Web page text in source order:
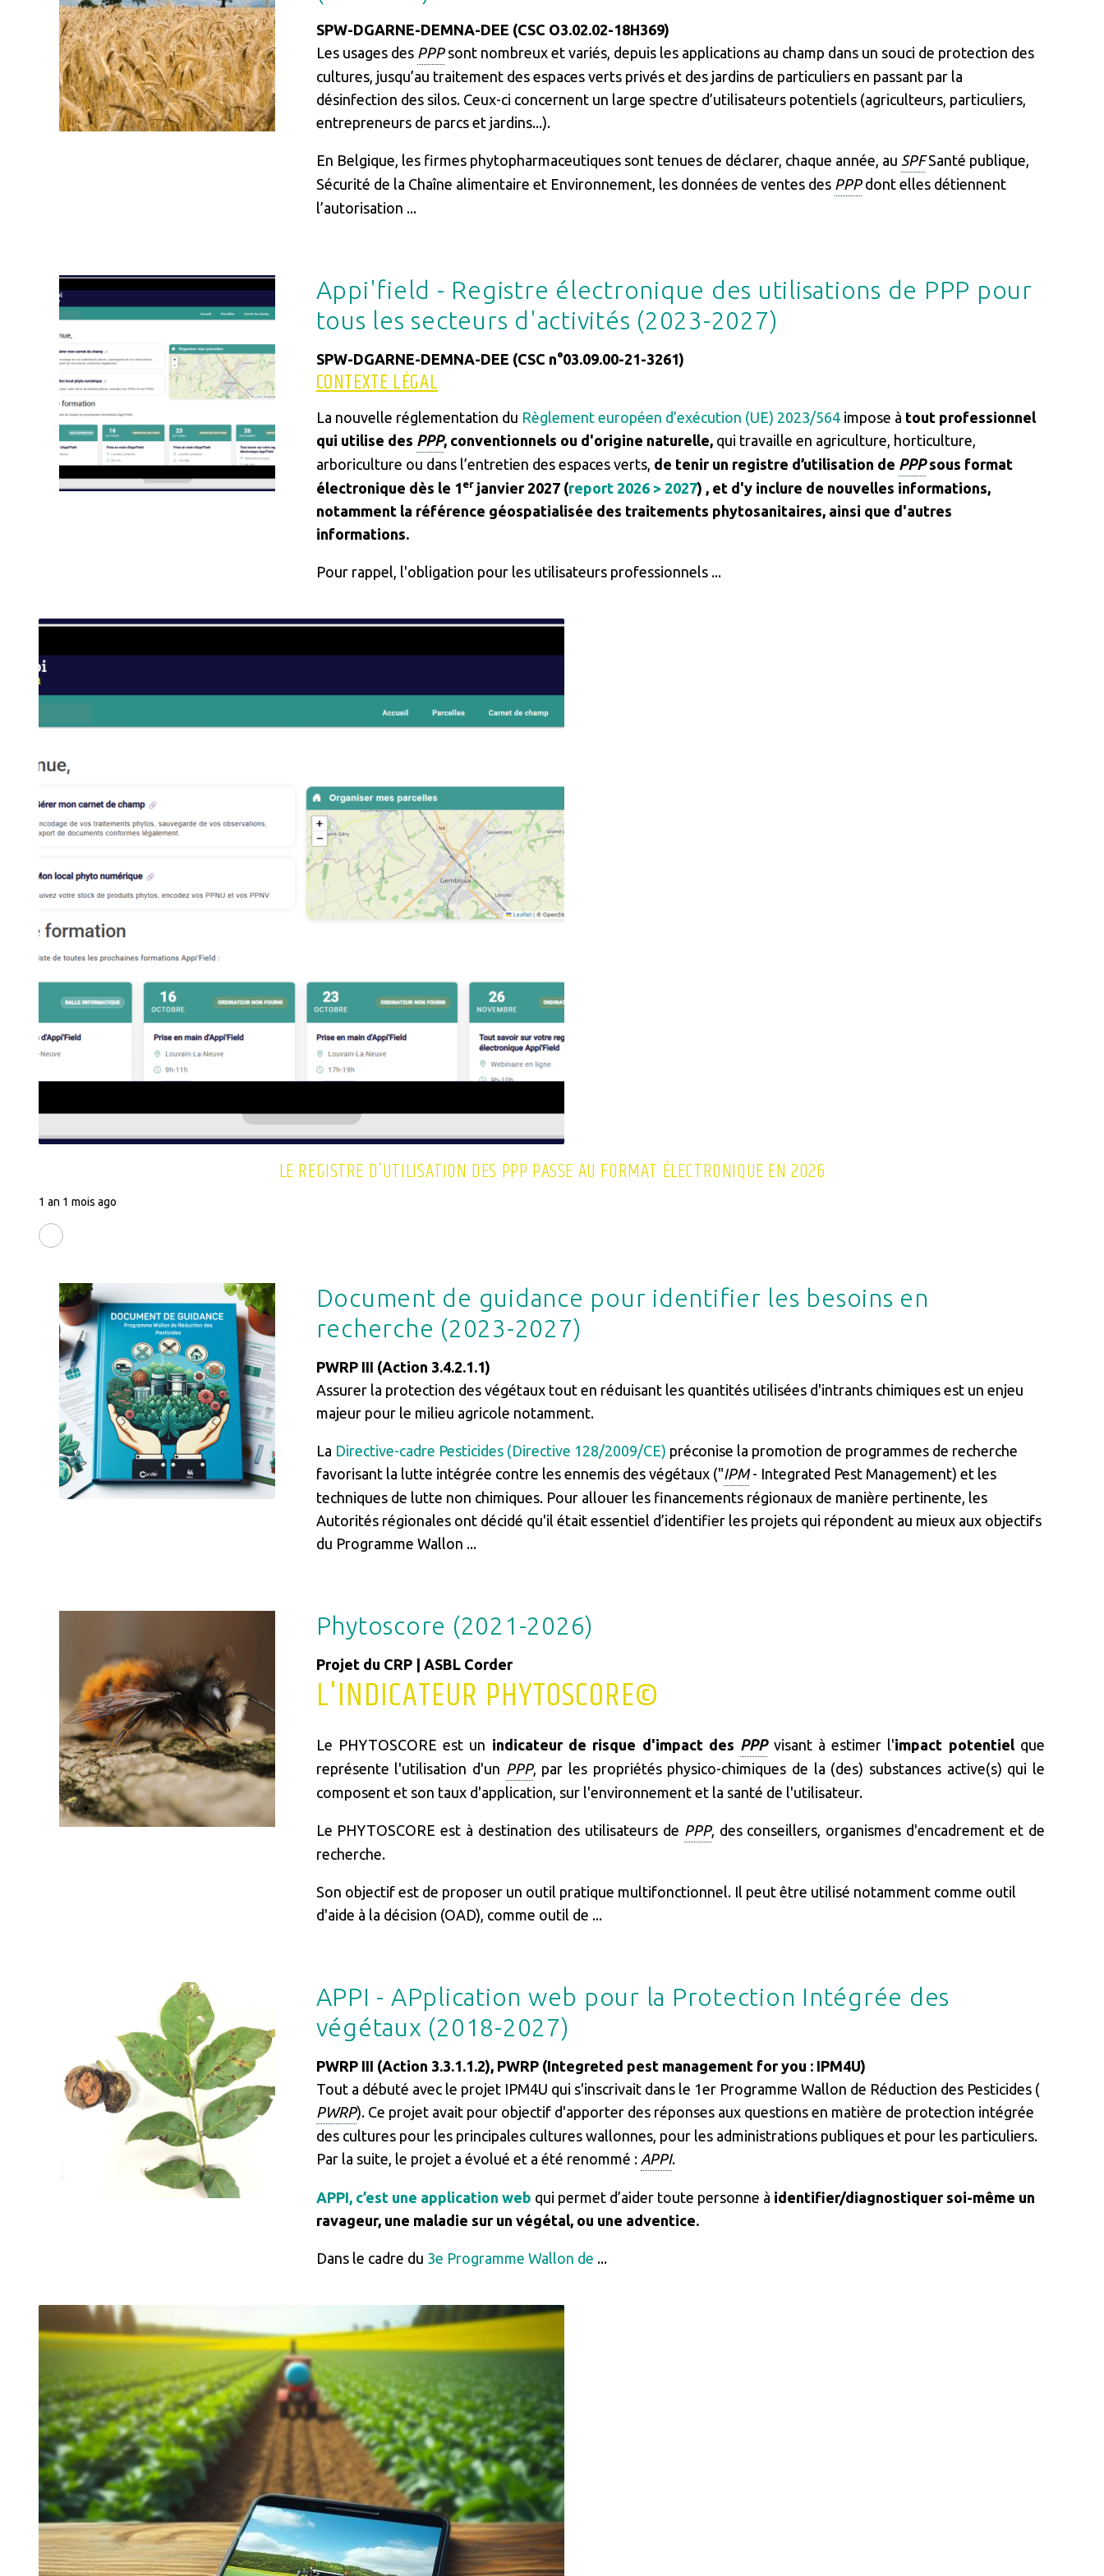
SPW-DGARNE-DEMNA-DEE (CSC O3.02.02-18H369)
Les usages des PPPsont nombreux et variés, depuis les applications au champ dans un souci de protection des
cultures, jusqu’au traitement des espaces verts privés et des jardins de particuliers en passant par la
désinfection des silos. Ceux-ci concernent un large spectre d’utilisateurs potentiels (agriculteurs, particuliers,
entrepreneurs de parcs et jardins...).
En Belgique, les firmes phytopharmaceutiques sont tenues de déclarer, chaque année, au SPFSanté publique,
Sécurité de la Chaîne alimentaire et Environnement, les données de ventes des PPPdont elles détiennent
l’autorisation ...
Image
Appi'field - Registre électronique des utilisations de PPP pour
tous les secteurs d'activités (2023-2027)
SPW-DGARNE-DEMNA-DEE (CSC n°03.09.00-21-3261)
CONTEXTE LÉGAL
La nouvelle réglementation du Règlement européen d’exécution (UE) 2023/564impose à tout professionnel
qui utilise des PPP, conventionnels ou d'origine naturelle, qui travaille en agriculture, horticulture,
arboriculture ou dans l’entretien des espaces verts, de tenir un registre d’utilisation de PPPsous format
électronique dès le 1er janvier 2027 (report 2026 > 2027) , et d'y inclure de nouvelles informations,
notamment la référence géospatialisée des traitements phytosanitaires, ainsi que d'autres
informations.
Pour rappel, l'obligation pour les utilisateurs professionnels ...
Image
LE REGISTRE D'UTILISATION DES PPP PASSE AU FORMAT ÉLECTRONIQUE EN 2026
1 an 1 mois ago
LIRE LA SUITE
Image
Document de guidance pour identifier les besoins en
recherche (2023-2027)
PWRP III (Action 3.4.2.1.1)
Assurer la protection des végétaux tout en réduisant les quantités utilisées d'intrants chimiques est un enjeu
majeur pour le milieu agricole notamment.
La Directive-cadre Pesticides (Directive 128/2009/CE) préconise la promotion de programmes de recherche
favorisant la lutte intégrée contre les ennemis des végétaux ("IPM- Integrated Pest Management) et les
techniques de lutte non chimiques. Pour allouer les financements régionaux de manière pertinente, les
Autorités régionales ont décidé qu'il était essentiel d’identifier les projets qui répondent au mieux aux objectifs
du Programme Wallon ...
Phytoscore (2021-2026)
Projet du CRP | ASBL Corder
L'INDICATEUR PHYTOSCORE©
Le PHYTOSCORE est un indicateur de risque d'impact des PPPvisant à estimer l'impact potentielque
représente l'utilisation d'un PPP, par les propriétés physico-chimiques de la (des) substances active(s) qui le
composent et son taux d'application, sur l'environnement et la santé de l'utilisateur.
Le PHYTOSCORE est à destination des utilisateurs de PPP, des conseillers, organismes d'encadrement et de
recherche.
Son objectif est de proposer un outil pratique multifonctionnel. Il peut être utilisé notamment comme outil
d'aide à la décision (OAD), comme outil de ...
APPI - APplication web pour la Protection Intégrée des
végétaux (2018-2027)
PWRP III (Action 3.3.1.1.2), PWRP (Integreted pest management for you : IPM4U)
Tout a débuté avec le projet IPM4U qui s'inscrivait dans le 1er Programme Wallon de Réduction des Pesticides (
PWRP). Ce projet avait pour objectif d'apporter des réponses aux questions en matière de protection intégrée
des cultures pour les principales cultures wallonnes, pour les administrations publiques et pour les particuliers.
Par la suite, le projet a évolué et a été renommé : APPI.
APPI, c’est une application web qui permet d’aider toute personne à identifier/diagnostiquer soi-même un
ravageur, une maladie sur un végétal, ou une adventice.
Dans le cadre du 3e Programme Wallon de ...